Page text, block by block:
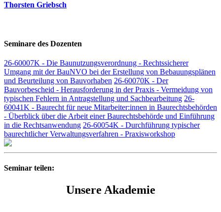
Thorsten Griebsch
Seminare des Dozenten
26-60007K - Die Baunutzungsverordnung - Rechtssicherer
Umgang mit der BauNVO bei der Erstellung von Bebauungsplänen
und Beurteilung von Bauvorhaben 26-60070K - Der
Bauvorbescheid - Herausforderung in der Praxis - Vermeidung von
typischen Fehlern in Antragstellung und Sachbearbeitung 26-
60041K - Baurecht für neue Mitarbeiter:innen in Baurechtsbehörden
- Überblick über die Arbeit einer Baurechtsbehörde und Einführung
in die Rechtsanwendung 26-60054K - Durchführung typischer
baurechtlicher Verwaltungsverfahren - Praxisworkshop
Seminar teilen:
Unsere Akademie